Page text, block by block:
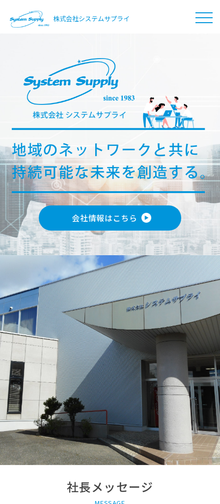
株式会社システムサプライ
RECRUIT
INFORMATION
会社情報はこちら
社長メッセージ